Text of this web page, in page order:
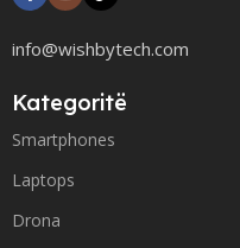
info@wishbytech.com
Kategoritë
Smartphones
Laptops
Drona